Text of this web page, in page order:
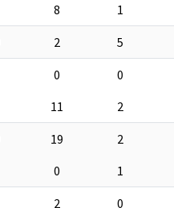
8 1
2 5
0 0
11 2
19 2
0 1
2 0